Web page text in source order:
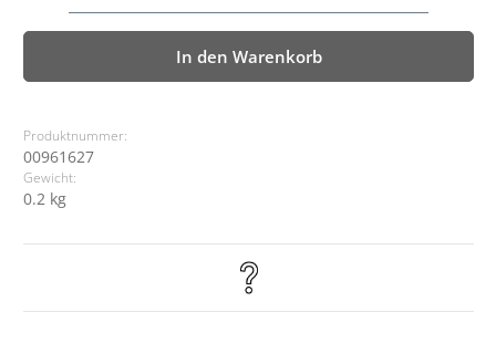
In den Warenkorb
Produktnummer:
00961627
Gewicht:
0.2 kg